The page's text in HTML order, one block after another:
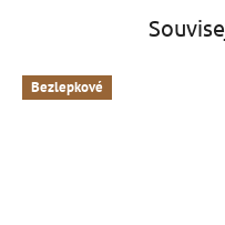
Bezlepkové